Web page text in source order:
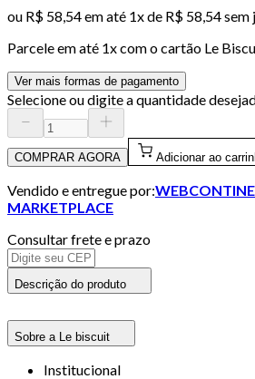
ou R$ 58,54em até 1x de R$ 58,54sem
Parcele em até 1x com o cartão Le
Ver mais formas de pagamento
Selecione ou digite a quantidade
COMPRAR AGORA Adicionar ao
Vendido e entregue por:
MARKETPLACE
Consultar frete e prazo
Descrição do produto
Sobre a Le biscuit
Institucional